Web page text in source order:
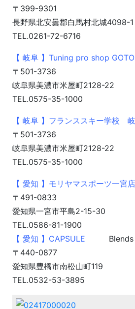
〒399-9301
長野県北安曇郡白馬村北城4098-1
TEL.0261-72-6716
【 岐阜 】Tuning pro shop GOTO
〒501-3736
岐阜県美濃市米屋町2128-22
TEL.0575-35-1000
【 岐阜 】フランススキー学
〒501-3736
岐阜県美濃市米屋町2128-22
TEL.0575-35-1000
【 愛知 】モリヤマスポーツ一宮
〒491-0833
愛知県一宮市平島2-15-30
TEL.0586-81-1900
【 愛知 】CAPSULE
Blends
〒440-0877
愛知県豊橋市南松山町119
TEL.0532-53-3895